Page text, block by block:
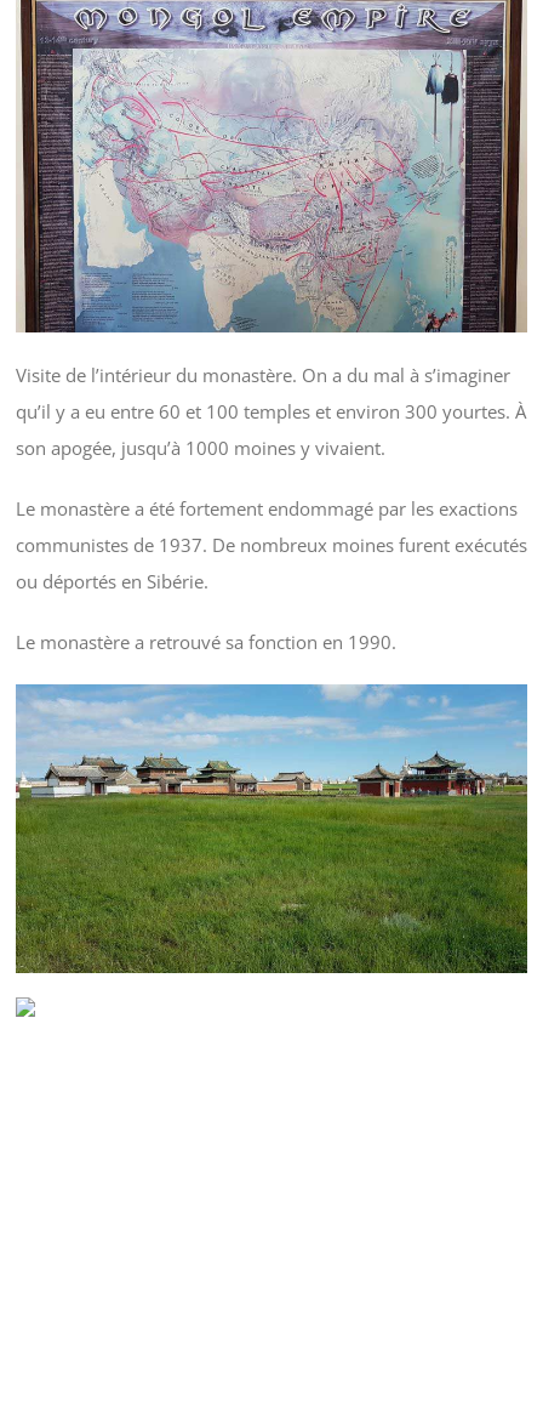
Visite de l’intérieur du monastère. On a du mal à s’imaginer
qu’il y a eu entre 60 et 100 temples et environ 300 yourtes. À
son apogée, jusqu’à 1000 moines y vivaient.
Le monastère a été fortement endommagé par les exactions
communistes de 1937. De nombreux moines furent exécutés
ou déportés en Sibérie.
Le monastère a retrouvé sa fonction en 1990.